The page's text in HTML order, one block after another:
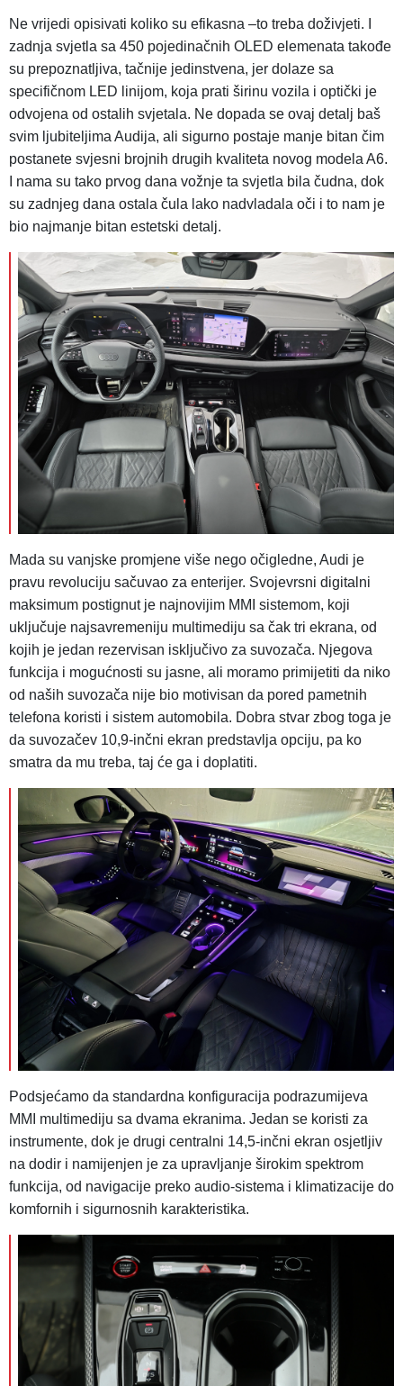
Ne vrijedi opisivati koliko su efikasna –to treba doživjeti. I
zadnja svjetla sa 450 pojedinačnih OLED elemenata takođe
su prepoznatljiva, tačnije jedinstvena, jer dolaze sa
specifičnom LED linijom, koja prati širinu vozila i optički je
odvojena od ostalih svjetala. Ne dopada se ovaj detalj baš
svim ljubiteljima Audija, ali sigurno postaje manje bitan čim
postanete svjesni brojnih drugih kvaliteta novog modela A6.
I nama su tako prvog dana vožnje ta svjetla bila čudna, dok
su zadnjeg dana ostala čula lako nadvladala oči i to nam je
bio najmanje bitan estetski detalj.
Mada su vanjske promjene više nego očigledne, Audi je
pravu revoluciju sačuvao za enterijer. Svojevrsni digitalni
maksimum postignut je najnovijim MMI sistemom, koji
uključuje najsavremeniju multimediju sa čak tri ekrana, od
kojih je jedan rezervisan isključivo za suvozača. Njegova
funkcija i mogućnosti su jasne, ali moramo primijetiti da niko
od naših suvozača nije bio motivisan da pored pametnih
telefona koristi i sistem automobila. Dobra stvar zbog toga je
da suvozačev 10,9-inčni ekran predstavlja opciju, pa ko
smatra da mu treba, taj će ga i doplatiti.
Podsjećamo da standardna konfiguracija podrazumijeva
MMI multimediju sa dvama ekranima. Jedan se koristi za
instrumente, dok je drugi centralni 14,5-inčni ekran osjetljiv
na dodir i namijenjen je za upravljanje širokim spektrom
funkcija, od navigacije preko audio-sistema i klimatizacije do
komfornih i sigurnosnih karakteristika.